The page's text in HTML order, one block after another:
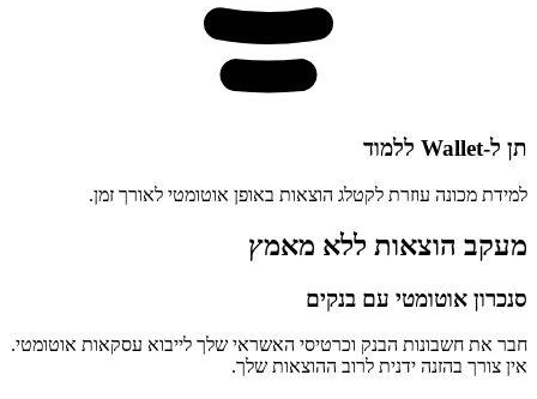
תן ל-Wallet ללמוד
למידת מכונה עוזרת לקטלג הוצאות באופן אוטומטי לאורך זמן.
מעקב הוצאות ללא מאמץ
סנכרון אוטומטי עם בנקים
חבר את חשבונות הבנק וכרטיסי האשראי שלך לייבוא עסקאות אוטומטי.
אין צורך בהזנה ידנית לרוב ההוצאות שלך.